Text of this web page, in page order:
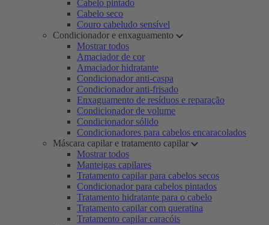
Cabelo pintado
Cabelo seco
Couro cabeludo sensível
Condicionador e enxaguamento
Mostrar todos
Amaciador de cor
Amaciador hidratante
Condicionador anti-caspa
Condicionador anti-frisado
Enxaguamento de resíduos e reparação
Condicionador de volume
Condicionador sólido
Condicionadores para cabelos encaracolados
Máscara capilar e tratamento capilar
Mostrar todos
Manteigas capilares
Tratamento capilar para cabelos secos
Condicionador para cabelos pintados
Tratamento hidratante para o cabelo
Tratamento capilar com queratina
Tratamento capilar caracóis